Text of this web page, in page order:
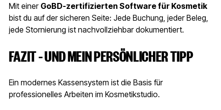
Mit einer GoBD-zertifizierten Software für Kosmetik
bist du auf der sicheren Seite: Jede Buchung, jeder Beleg,
jede Stornierung ist nachvollziehbar dokumentiert.
FAZIT – UND MEIN PERSÖNLICHER TIPP
Ein modernes Kassensystem ist die Basis für
professionelles Arbeiten im Kosmetikstudio.